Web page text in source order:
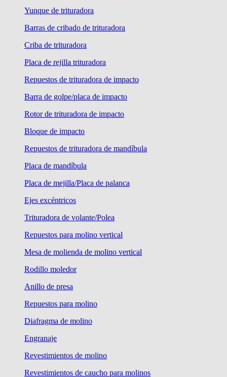
Yunque de trituradora
Barras de cribado de trituradora
Criba de trituradora
Placa de rejilla trituradora
Repuestos de trituradora de impacto
Barra de golpe/placa de impacto
Rotor de trituradora de impacto
Bloque de impacto
Repuestos de trituradora de mandíbula
Placa de mandíbula
Placa de mejilla/Placa de palanca
Ejes excéntricos
Trituradora de volante/Polea
Repuestos para molino vertical
Mesa de molienda de molino vertical
Rodillo moledor
Anillo de presa
Repuestos para molino
Diafragma de molino
Engranaje
Revestimientos de molino
Revestimientos de caucho para molinos